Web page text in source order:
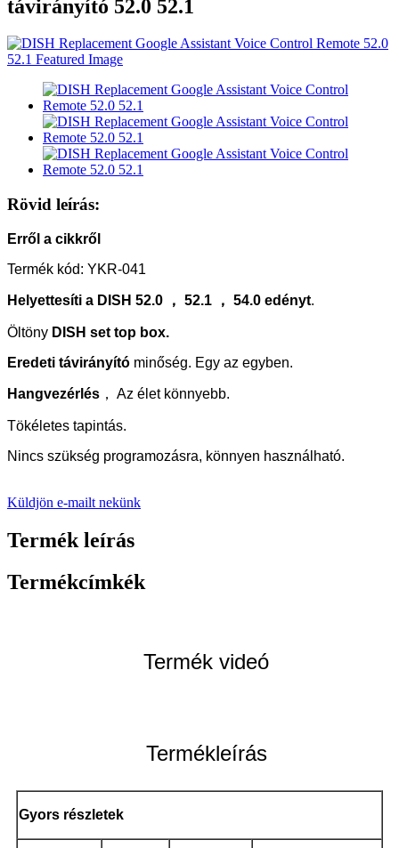
távirányító 52.0 52.1
Rövid leírás:
Erről a cikkről
Termék kód: YKR-041
Helyettesíti a DISH 52.0 ， 52.1 ， 54.0 edényt.
Öltöny DISH set top box.
Eredeti távirányító minőség. Egy az egyben.
Hangvezérlés ， Az élet könnyebb.
Tökéletes tapintás.
Nincs szükség programozásra, könnyen használható.
Küldjön e-mailt nekünk
Termék leírás
Termékcímkék
Termék videó
Termékleírás
Gyors részletek